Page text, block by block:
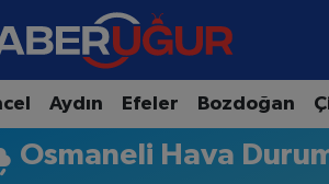
Aydın Efeler Bozdoğan
Osmaneli Hava
Eczaneler